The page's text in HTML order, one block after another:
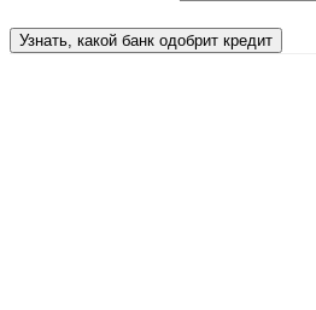
Узнать, какой банк одобрит кредит